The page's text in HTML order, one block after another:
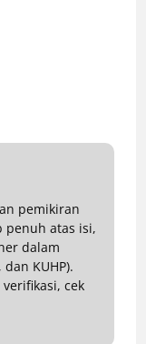
pemikiran
penuh atas isi,
dalam
KUHP).
cek